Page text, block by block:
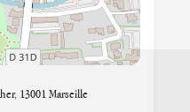
13001 Marseille